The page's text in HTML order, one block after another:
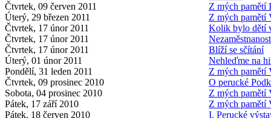
Čtvrtek, 09 červen 2011
Z mých pamětí
Úterý, 29 březen 2011
Z mých
Čtvrtek, 17 únor 2011
Kolik bylo dětí
Čtvrtek, 17 únor 2011
Nezaměstnanost
Čtvrtek, 17 únor 2011
Blíží se sčítání
Úterý, 01 únor 2011
Nehleďme na
Pondělí, 31 leden 2011
Z mých pamětí
Čtvrtek, 09 prosinec 2010
O perucké
Sobota, 04 prosinec 2010
Z mých pamětí
Pátek, 17 září 2010
Z mých pamětí
Pátek, 18 červen 2010
I. Perucké